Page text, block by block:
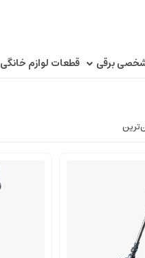
شخصی برقی قطعات لوازم خانگی